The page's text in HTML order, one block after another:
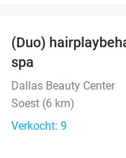
(Duo)
spa
Dallas Beauty Center
Soest (6 km)
Verkocht: 9